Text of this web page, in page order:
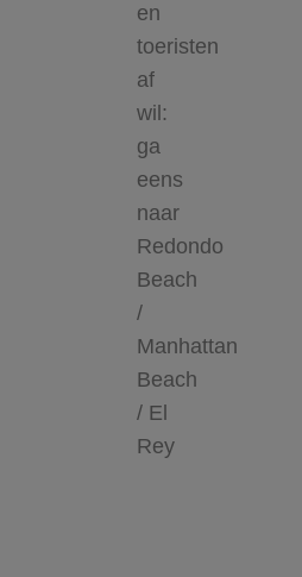
en
toeristen
af
wil:
ga
eens
naar
Redondo
Beach
/
Manhattan
Beach
/ El
Rey